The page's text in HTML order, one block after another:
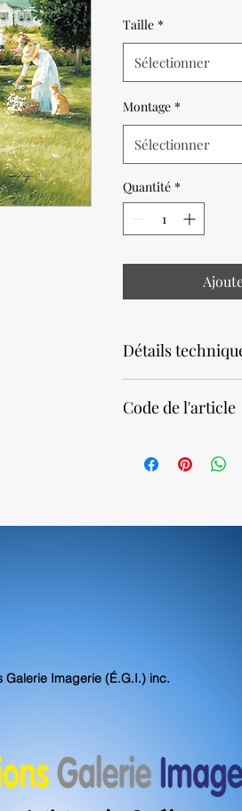
Taille *
Sélectionner
Montage *
Sélectionner
Quantité *
Détails
Prévoir un délai de 2
d'archivabilité et de
Code de l'article
Imagerie (É.G.I.) inc.